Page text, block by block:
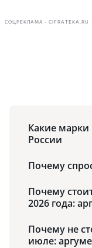
СОЦРЕКЛАМА • CIFRATEKA.RU
Какие
России
Почему
Почему
2026 года:
Почему не
июле: